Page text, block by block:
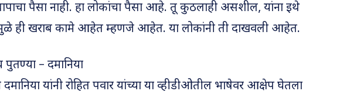
पैसा नाही. हा लोकांचा पैसा आहे. तू कुठलाही असशील, यांना इथे
ही खराब कामे आहेत म्हणजे आहेत. या लोकांनी ती दाखवली आहेत.
– दमानिया
यांनी रोहित पवार यांच्या या व्हीडीओतील भाषेवर आक्षेप घेतला